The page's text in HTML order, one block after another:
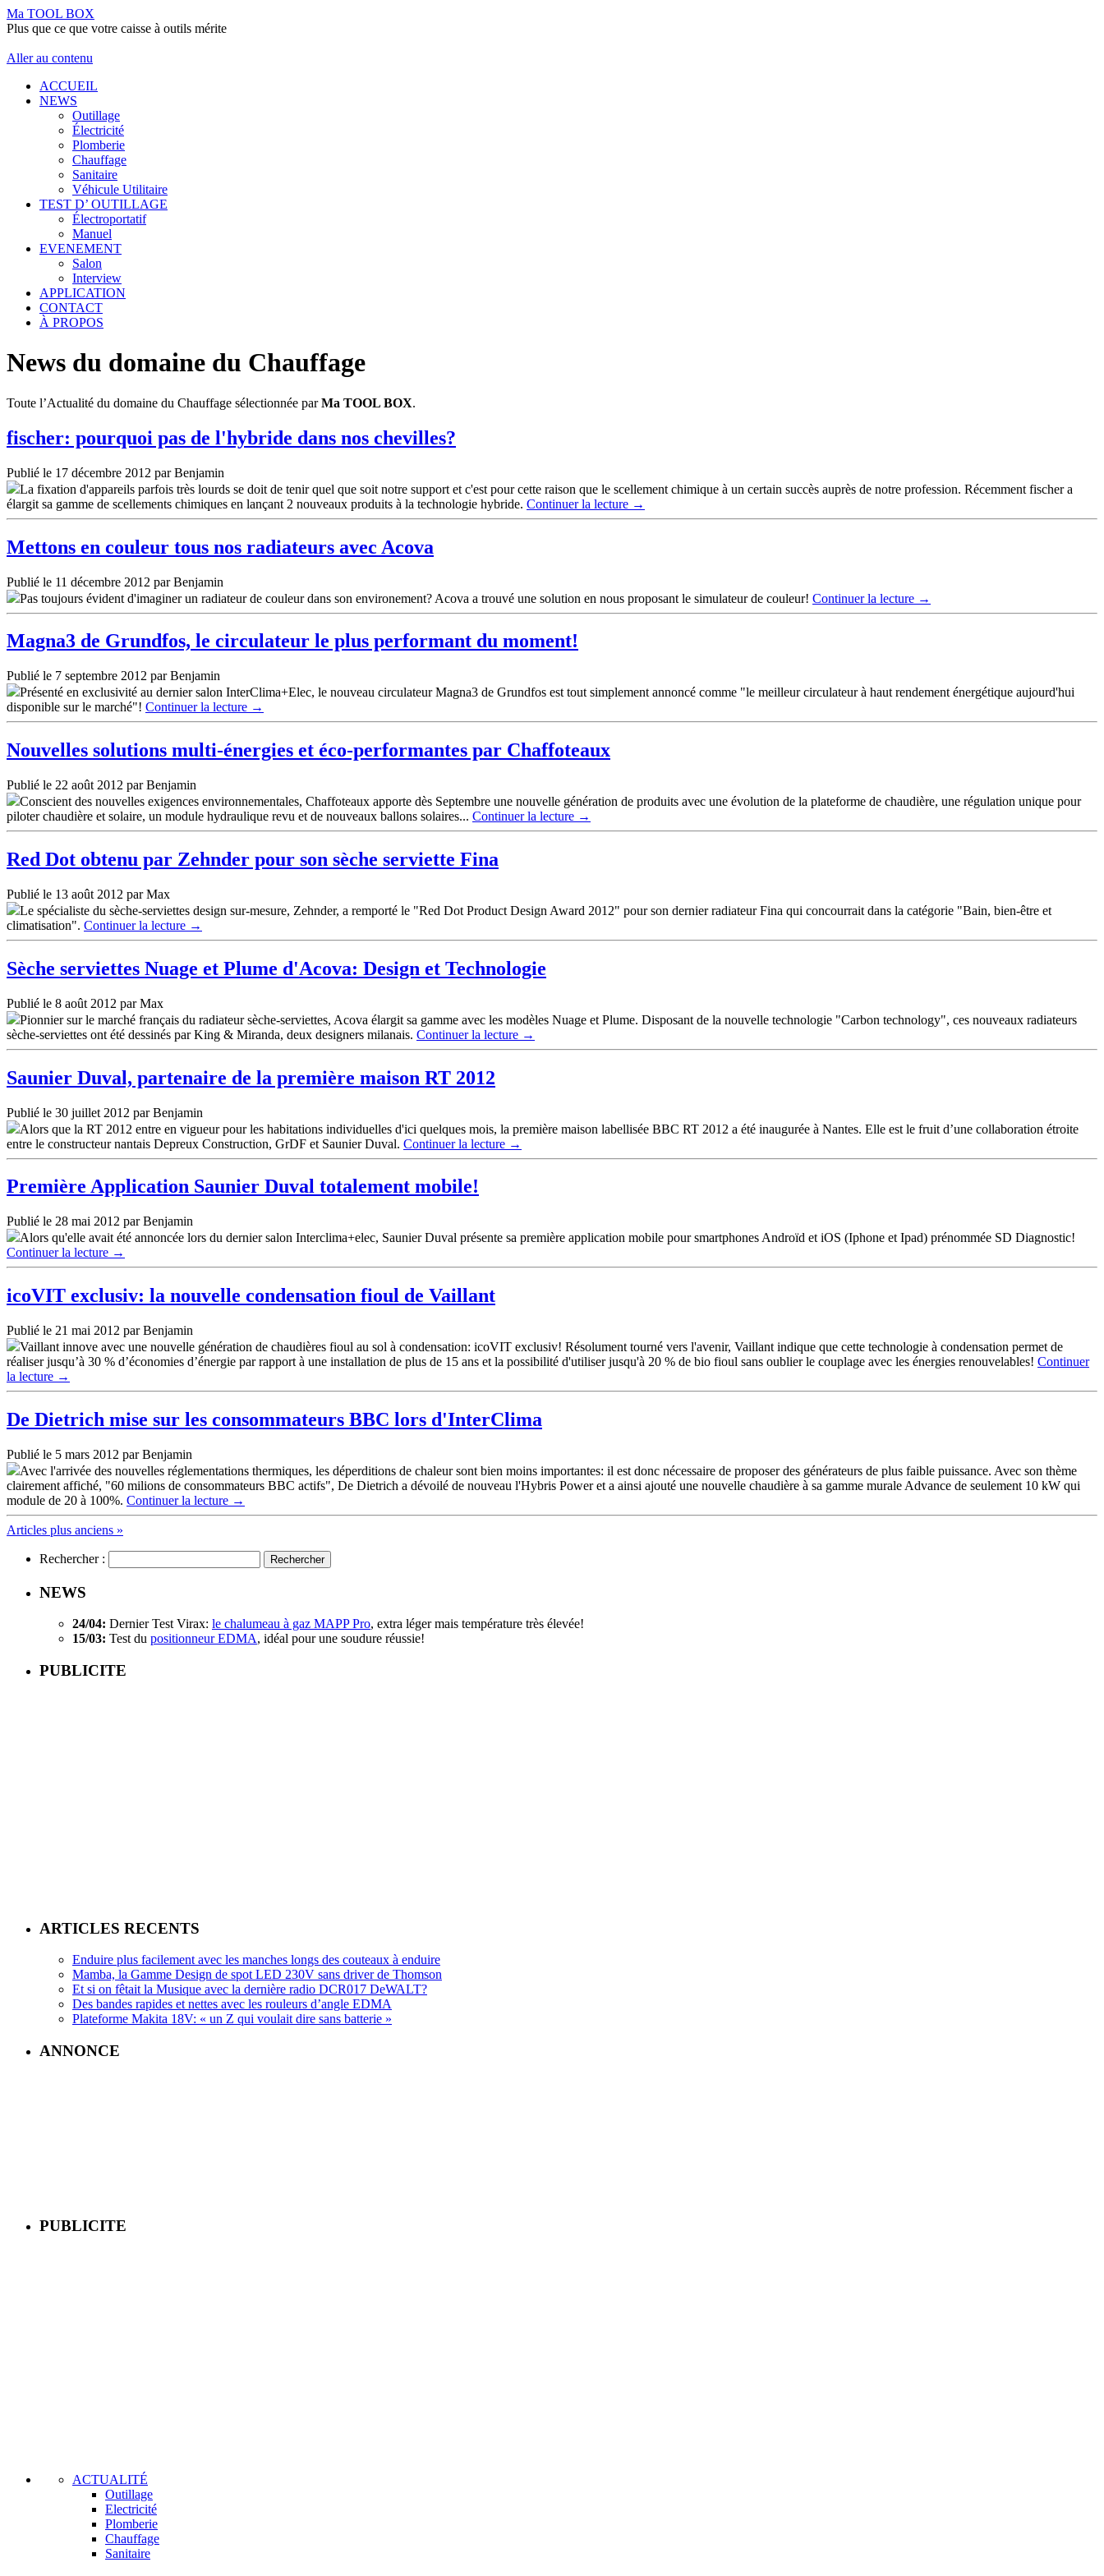
Ma TOOL BOX
Plus que ce que votre caisse à outils mérite
Aller au contenu
ACCUEIL
NEWS
Outillage
Électricité
Plomberie
Chauffage
Sanitaire
Véhicule Utilitaire
TEST D’ OUTILLAGE
Électroportatif
Manuel
EVENEMENT
Salon
Interview
APPLICATION
CONTACT
À PROPOS
News du domaine du Chauffage
Toute l’Actualité du domaine du Chauffage sélectionnée parMa TOOL BOX.
fischer: pourquoi pas de l'hybride dans nos chevilles?
Publié le 17 décembre 2012 par Benjamin
La fixation d'appareils parfois très lourds se doit de tenir quel que soit notre support et c'est pour cette raison que le scellement chimique à un certain succès auprès de notre profession. Récemment fischer a
élargit sa gamme de scellements chimiques en lançant 2 nouveaux produits à la technologie hybride. Continuer la lecture →
Mettons en couleur tous nos radiateurs avec Acova
Publié le 11 décembre 2012 par Benjamin
Pas toujours évident d'imaginer un radiateur de couleur dans son environement? Acova a trouvé une solution en nous proposant le simulateur de couleur! Continuer la lecture →
Magna3 de Grundfos, le circulateur le plus performant du moment!
Publié le 7 septembre 2012 par Benjamin
Présenté en exclusivité au dernier salon InterClima+Elec, le nouveau circulateur Magna3 de Grundfos est tout simplement annoncé comme "le meilleur circulateur à haut rendement énergétique aujourd'hui
disponible sur le marché"! Continuer la lecture →
Nouvelles solutions multi-énergies et éco-performantes par Chaffoteaux
Publié le 22 août 2012 par Benjamin
Conscient des nouvelles exigences environnementales, Chaffoteaux apporte dès Septembre une nouvelle génération de produits avec une évolution de la plateforme de chaudière, une régulation unique pour
piloter chaudière et solaire, un module hydraulique revu et de nouveaux ballons solaires... Continuer la lecture →
Red Dot obtenu par Zehnder pour son sèche serviette Fina
Publié le 13 août 2012 par Max
Le spécialiste du sèche-serviettes design sur-mesure, Zehnder, a remporté le "Red Dot Product Design Award 2012" pour son dernier radiateur Fina qui concourrait dans la catégorie "Bain, bien-être et
climatisation". Continuer la lecture →
Sèche serviettes Nuage et Plume d'Acova: Design et Technologie
Publié le 8 août 2012 par Max
Pionnier sur le marché français du radiateur sèche-serviettes, Acova élargit sa gamme avec les modèles Nuage et Plume. Disposant de la nouvelle technologie "Carbon technology", ces nouveaux radiateurs
sèche-serviettes ont été dessinés par King & Miranda, deux designers milanais. Continuer la lecture →
Saunier Duval, partenaire de la première maison RT 2012
Publié le 30 juillet 2012 par Benjamin
Alors que la RT 2012 entre en vigueur pour les habitations individuelles d'ici quelques mois, la première maison labellisée BBC RT 2012 a été inaugurée à Nantes. Elle est le fruit d’une collaboration étroite
entre le constructeur nantais Depreux Construction, GrDF et Saunier Duval. Continuer la lecture →
Première Application Saunier Duval totalement mobile!
Publié le 28 mai 2012 par Benjamin
Alors qu'elle avait été annoncée lors du dernier salon Interclima+elec, Saunier Duval présente sa première application mobile pour smartphones Androïd et iOS (Iphone et Ipad) prénommée SD Diagnostic!
Continuer la lecture →
icoVIT exclusiv: la nouvelle condensation fioul de Vaillant
Publié le 21 mai 2012 par Benjamin
Vaillant innove avec une nouvelle génération de chaudières fioul au sol à condensation: icoVIT exclusiv! Résolument tourné vers l'avenir, Vaillant indique que cette technologie à condensation permet de
réaliser jusqu’à 30 % d’économies d’énergie par rapport à une installation de plus de 15 ans et la possibilité d'utiliser jusqu'à 20 % de bio fioul sans oublier le couplage avec les énergies renouvelables! Continuer
la lecture →
De Dietrich mise sur les consommateurs BBC lors d'InterClima
Publié le 5 mars 2012 par Benjamin
Avec l'arrivée des nouvelles réglementations thermiques, les déperditions de chaleur sont bien moins importantes: il est donc nécessaire de proposer des générateurs de plus faible puissance. Avec son thème
clairement affiché, "60 milions de consommateurs BBC actifs", De Dietrich a dévoilé de nouveau l'Hybris Power et a ainsi ajouté une nouvelle chaudière à sa gamme murale Advance de seulement 10 kW qui
module de 20 à 100%. Continuer la lecture →
Articles plus anciens »
Rechercher :
NEWS
24/04: Dernier Test Virax: le chalumeau à gaz MAPP Pro, extra léger mais température très élevée!
15/03: Test du positionneur EDMA, idéal pour une soudure réussie!
PUBLICITE
ARTICLES RECENTS
Enduire plus facilement avec les manches longs des couteaux à enduire
Mamba, la Gamme Design de spot LED 230V sans driver de Thomson
Et si on fêtait la Musique avec la dernière radio DCR017 DeWALT?
Des bandes rapides et nettes avec les rouleurs d’angle EDMA
Plateforme Makita 18V: « un Z qui voulait dire sans batterie »
ANNONCE
PUBLICITE
ACTUALITÉ
Outillage
Electricité
Plomberie
Chauffage
Sanitaire